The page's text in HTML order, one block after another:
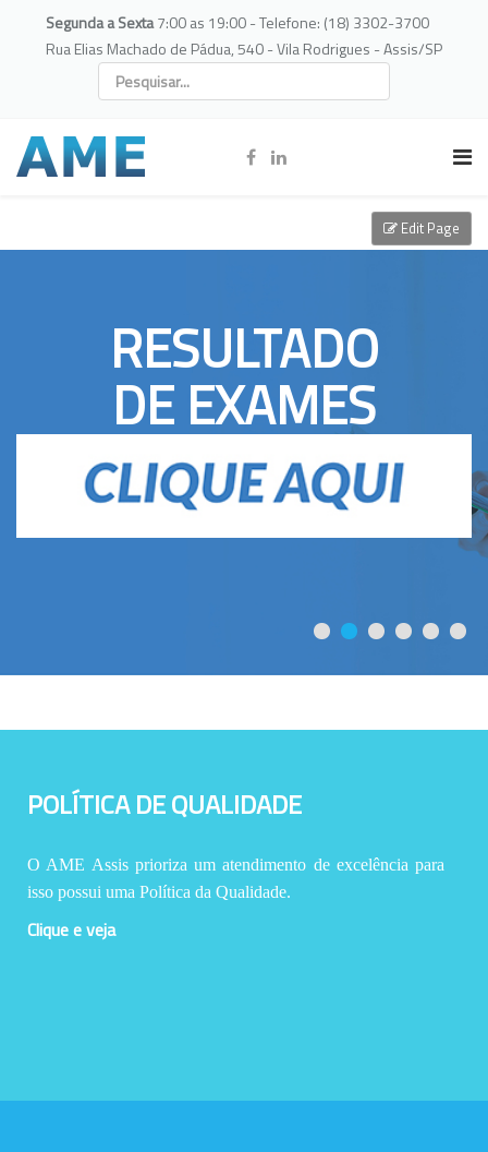
Segunda a Sexta7:00 as 19:00 - Telefone: (18) 3302-3700
Rua Elias Machado de Pádua, 540 - Vila Rodrigues - Assis/SP
RESULTADO
DE EXAMES
POLÍTICA DE QUALIDADE
O AME Assis prioriza um atendimento de excelência para
isso possui uma Política da Qualidade.
Clique e veja
Edit Page